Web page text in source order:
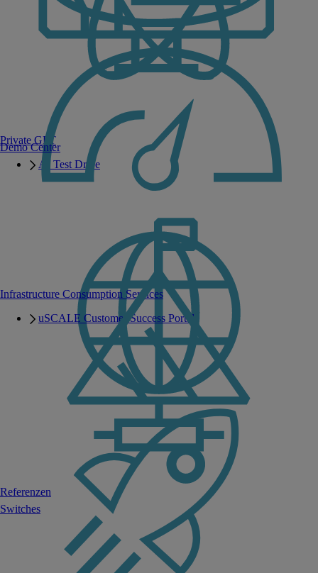
Private GPT
AI Test Drive
Switches
Infrastructure Consumption Services
uSCALE Customer Success Portal
Demo Center
Referenzen